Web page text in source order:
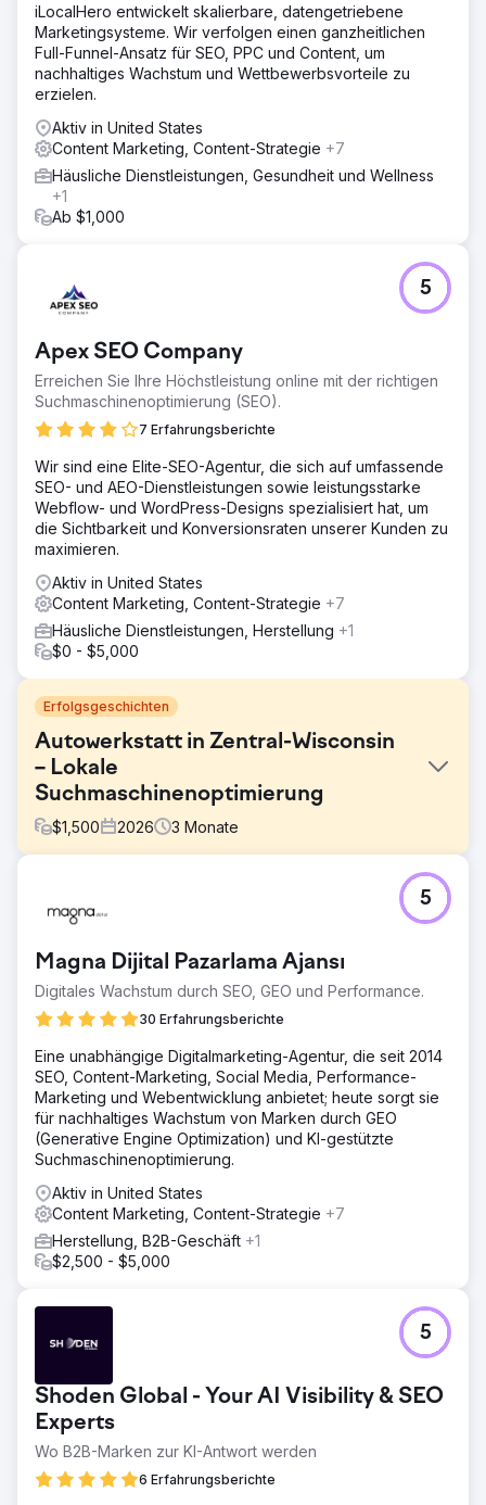
iLocalHero entwickelt skalierbare, datengetriebene
Marketingsysteme. Wir verfolgen einen ganzheitlichen
Full-Funnel-Ansatz für SEO, PPC und Content, um
nachhaltiges Wachstum und Wettbewerbsvorteile zu
erzielen.
Aktiv in United States
Content Marketing, Content-Strategie +7
Häusliche Dienstleistungen, Gesundheit und Wellness
+1
Ab $1,000
Apex SEO Company
Erreichen Sie Ihre Höchstleistung online mit der richtigen
Suchmaschinenoptimierung (SEO).
7 Erfahrungsberichte
5
Wir sind eine Elite-SEO-Agentur, die sich auf umfassende
SEO- und AEO-Dienstleistungen sowie leistungsstarke
Webflow- und WordPress-Designs spezialisiert hat, um
die Sichtbarkeit und Konversionsraten unserer Kunden zu
maximieren.
Aktiv in United States
Content Marketing, Content-Strategie +7
Häusliche Dienstleistungen, Herstellung +1
$0 - $5,000
Erfolgsgeschichten
Autowerkstatt in Zentral-Wisconsin
– Lokale
Suchmaschinenoptimierung
$1,500 2026 3 Monate
Der Kunde hat eine neue Domain erworben und seine
Website über Wix eingerichtet. Er möchte in seiner
führende Position einnehmen.
Lösung
Im ersten Monat nach Bestehen der Domain wurden alle
gelöst. Anschließend führten wir Keyword-Recherchen
und -Implementierungen durch, optimierten die Onpage-
SEO und erstellten neue Texte, da die meisten Pillar-
Pages wenig Inhalt hatten. Wir erreichten die gleiche
Wortanzahl pro Serviceseite wie der Hauptkonkurrent –
und das zahlte sich aus!
Ergebnis
Nach drei Monaten und intensiver SEO-Arbeit hat diese
Domain die Google-Sandbox verlassen und konkurriert
nun mit ihren Hauptkonkurrenten – in einer Stadt hat sie
Suchanfragen um 4.357 %, organischer Traffic um 100 %
und organische Keywords um 417 % – alles innerhalb von
Magna Dijital Pazarlama Ajansı
Digitales Wachstum durch SEO, GEO und Performance.
30 Erfahrungsberichte
5
Eine unabhängige Digitalmarketing-Agentur, die seit 2014
SEO, Content-Marketing, Social Media, Performance-
Marketing und Webentwicklung anbietet; heute sorgt sie
für nachhaltiges Wachstum von Marken durch GEO
(Generative Engine Optimization) und KI-gestützte
Suchmaschinenoptimierung.
Aktiv in United States
Content Marketing, Content-Strategie +7
Herstellung, B2B-Geschäft +1
$2,500 - $5,000
Shoden Global - Your AI Visibility & SEO
Experts
Wo B2B-Marken zur KI-Antwort werden
6 Erfahrungsberichte
5